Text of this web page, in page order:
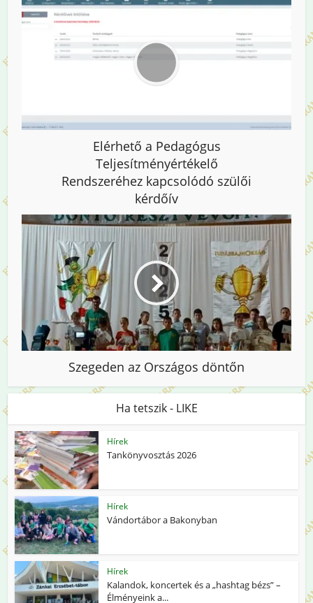
Elérhető a Pedagógus
Teljesítményértékelő
Rendszeréhez kapcsolódó szülői
kérdőív
Szegeden az Országos döntőn
Ha tetszik - LIKE
Hírek
Tankönyvosztás 2026
Hírek
Vándortábor a Bakonyban
Hírek
Kalandok, koncertek és a „hashtag bézs” –
Élményeink a...